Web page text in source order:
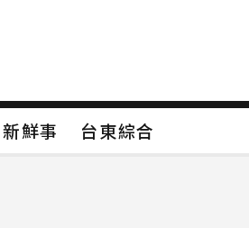
新鮮事
台東綜合
新鮮事 台東綜合